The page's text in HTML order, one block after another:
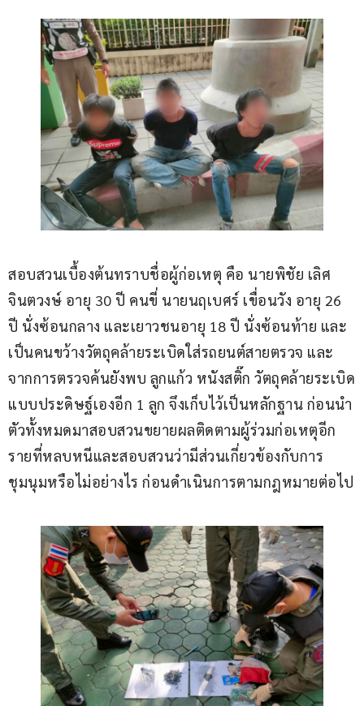
สอบสวนเบื้องต้นทราบชื่อผู้ก่อเหตุ คือ นายพิชัย เลิศ
จินตวงษ์ อายุ 30 ปี คนขี่ นายนฤเบศร์ เขื่อนวัง อายุ 26
ปี นั่งซ้อนกลาง และเยาวชนอายุ 18 ปี นั่งซ้อนท้าย และ
เป็นคนขว้างวัตถุคล้ายระเบิดใส่รถยนต์สายตรวจ และ
จากการตรวจค้นยังพบ ลูกแก้ว หนังสติ๊ก วัตถุคล้ายระเบิด
แบบประดิษฐ์เองอีก 1 ลูก จึงเก็บไว้เป็นหลักฐาน ก่อนนำ
ตัวทั้งหมดมาสอบสวนขยายผลติดตามผู้ร่วมก่อเหตุอีก
รายที่หลบหนีและสอบสวนว่ามีส่วนเกี่ยวข้องกับการ
ชุมนุมหรือไม่อย่างไร ก่อนดำเนินการตามกฎหมายต่อไป